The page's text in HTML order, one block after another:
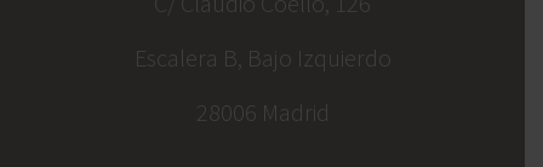
Escalera B, Bajo Izquierdo
28006 Madrid